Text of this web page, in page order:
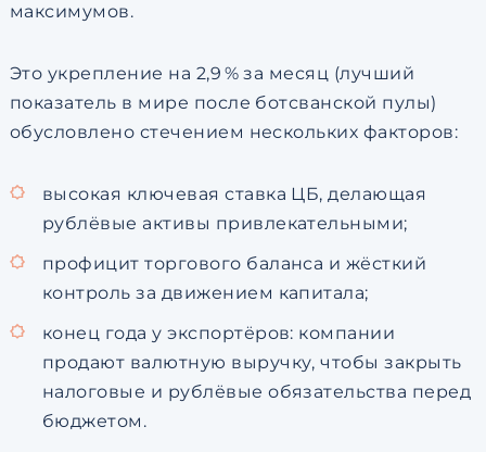
максимумов.
Это укрепление на 2,9 % за месяц (лучший
показатель в мире после ботсванской пулы)
обусловлено стечением нескольких факторов:
высокая ключевая ставка ЦБ, делающая
рублёвые активы привлекательными;
профицит торгового баланса и жёсткий
контроль за движением капитала;
конец года у экспортёров: компании
продают валютную выручку, чтобы закрыть
налоговые и рублёвые обязательства перед
бюджетом.